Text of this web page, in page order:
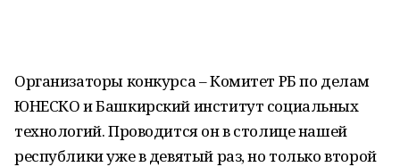
Организаторы конкурса – Комитет РБ по делам
ЮНЕСКО и Башкирский институт социальных
технологий. Проводится он в столице нашей
республики уже в девятый раз, но только второй